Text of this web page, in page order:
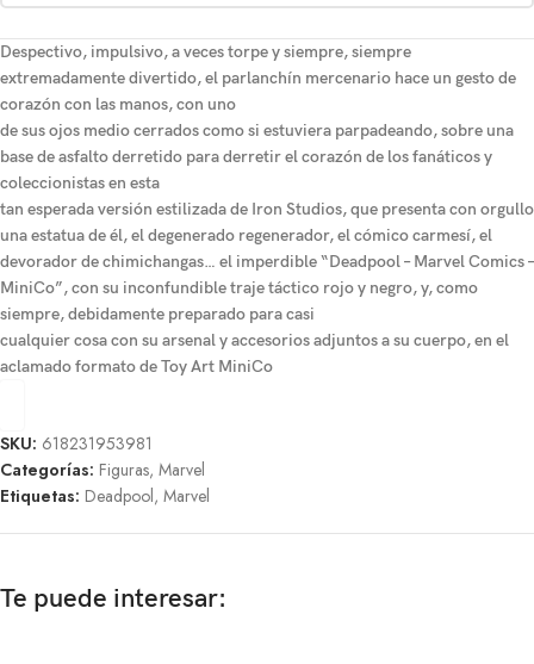
Despectivo, impulsivo, a veces torpe y siempre, siempre
extremadamente divertido, el parlanchín mercenario hace un gesto de
corazón con las manos, con uno
de sus ojos medio cerrados como si estuviera parpadeando, sobre una
base de asfalto derretido para derretir el corazón de los fanáticos y
coleccionistas en esta
tan esperada versión estilizada de Iron Studios, que presenta con orgullo
una estatua de él, el degenerado regenerador, el cómico carmesí, el
devorador de chimichangas… el imperdible “Deadpool – Marvel Comics –
MiniCo”, con su inconfundible traje táctico rojo y negro, y, como
siempre, debidamente preparado para casi
cualquier cosa con su arsenal y accesorios adjuntos a su cuerpo, en el
aclamado formato de Toy Art MiniCo
SKU: 618231953981
Categorías: Figuras, Marvel
Etiquetas: Deadpool, Marvel
Te puede interesar: